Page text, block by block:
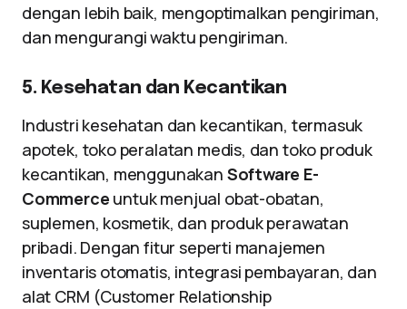
dengan lebih baik, mengoptimalkan pengiriman,
dan mengurangi waktu pengiriman.
5. Kesehatan dan Kecantikan
Industri kesehatan dan kecantikan, termasuk
apotek, toko peralatan medis, dan toko produk
kecantikan, menggunakan Software E-
Commerce untuk menjual obat-obatan,
suplemen, kosmetik, dan produk perawatan
pribadi. Dengan fitur seperti manajemen
inventaris otomatis, integrasi pembayaran, dan
alat CRM (Customer Relationship